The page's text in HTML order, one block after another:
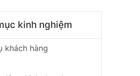
kinh nghiệm
khách hàng